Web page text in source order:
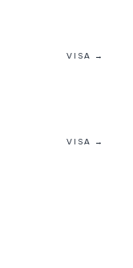
VISA →
VISA →